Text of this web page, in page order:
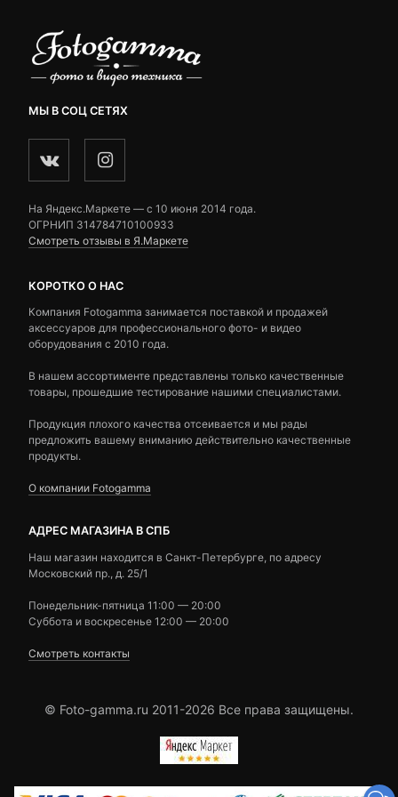
МЫ В СОЦ СЕТЯХ
На Яндекс.Маркете — c 10 июня 2014 года.
ОГРНИП 314784710100933
Смотреть отзывы в Я.Маркете
КОРОТКО О НАС
Компания Fotogamma занимается поставкой и продажей
аксессуаров для профессионального фото- и видео
оборудования с 2010 года.
В нашем ассортименте представлены только качественные
товары, прошедшие тестирование нашими специалистами.
Продукция плохого качества отсеивается и мы рады
предложить вашему вниманию действительно качественные
продукты.
О компании Fotogamma
АДРЕС МАГАЗИНА В СПБ
Наш магазин находится в Санкт-Петербурге, по адресу
Московский пр., д. 25/1
Понедельник-пятница 11:00 — 20:00
Суббота и воскресенье 12:00 — 20:00
Смотреть контакты
© Foto-gamma.ru 2011-2026 Все права защищены.